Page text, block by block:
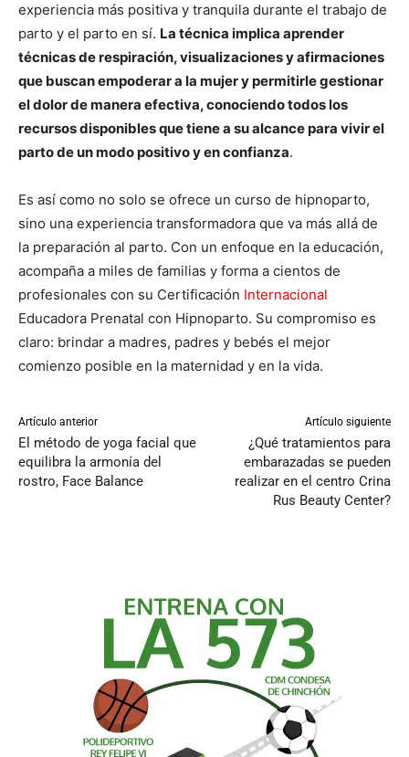
experiencia más positiva y tranquila durante el trabajo de
parto y el parto en sí. La técnica implica aprender
técnicas de respiración, visualizaciones y afirmaciones
que buscan empoderar a la mujer y permitirle gestionar
el dolor de manera efectiva, conociendo todos los
recursos disponibles que tiene a su alcance para vivir el
parto de un modo positivo y en confianza.
Es así como no solo se ofrece un curso de hipnoparto,
sino una experiencia transformadora que va más allá de
la preparación al parto. Con un enfoque en la educación,
acompaña a miles de familias y forma a cientos de
profesionales con su Certificación Internacional
Educadora Prenatal con Hipnoparto. Su compromiso es
claro: brindar a madres, padres y bebés el mejor
comienzo posible en la maternidad y en la vida.
Artículo anterior
El método de yoga facial que
equilibra la armonía del
rostro, Face Balance
Artículo siguiente
¿Qué tratamientos para
embarazadas se pueden
realizar en el centro Crina
Rus Beauty Center?